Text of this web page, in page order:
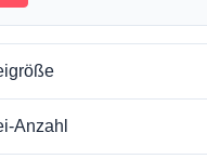
Anzahl